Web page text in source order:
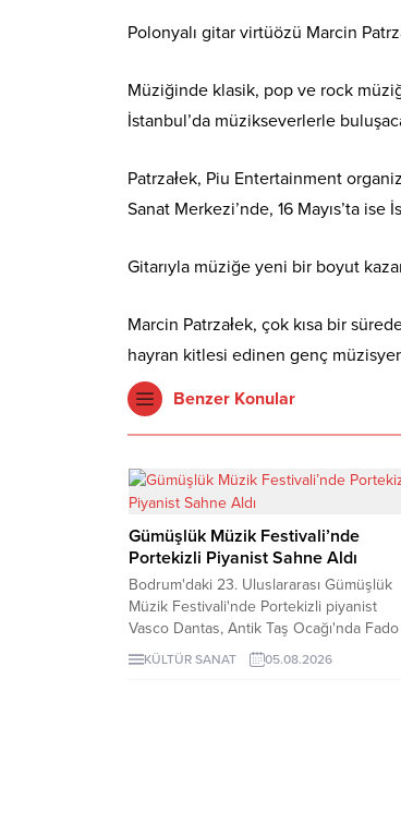
Polonyalı gitar virtüözü Marcin
Müziğinde klasik, pop ve rock
İstanbul’da müzikseverlerle
Patrzałek, Piu Entertainment
Sanat Merkezi’nde, 16 Mayıs’ta
Gitarıyla müziğe yeni bir boyut
Marcin Patrzałek, çok kısa bir
hayran kitlesi edinen genç
Benzer Konular
Gümüşlük Müzik Festivali’nde
Portekizli Piyanist Sahne Aldı
Bodrum'daki 23. Uluslararası Gümüşlük
Müzik Festivali'nde Portekizli piyanist
Vasco Dantas, Antik Taş Ocağı'nda Fado
ezgileri ve kendi besteleriyle konser
verdi. Festival, 6 ve 8 Ağustos'ta diğer
KÜLTÜR SANAT 05.08.2026